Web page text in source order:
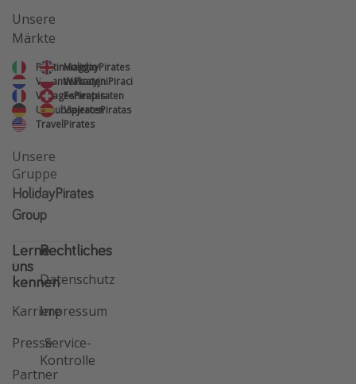
Unsere
Märkte
PiratinViaggio
HolidayPirates
VakantiePiraten
WakacyjniPiraci
VoyagesPirates
Ferienpiraten
Urlaubspiraten
ViajerosPiratas
TravelPirates
Unsere
Gruppe
HolidayPirates
Group
Lerne
uns
kennen
Karriere
Presse
Partner
Rechtliches
Datenschutz
Impressum
Service-
Kontrolle